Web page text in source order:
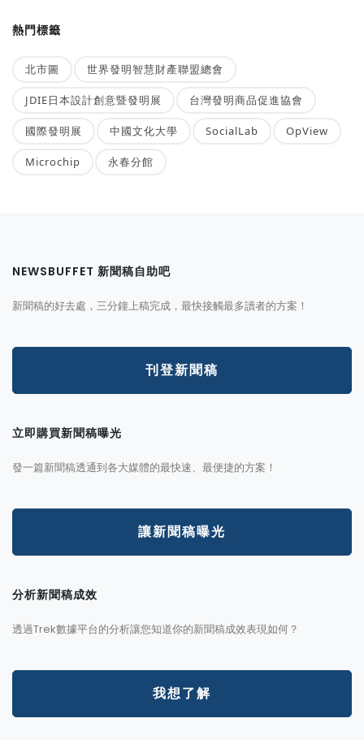
熱門標籤
北市圖 世界發明智慧財產聯盟總會
JDIE日本設計創意暨發明展 台灣發明商品促進協會
國際發明展 中國文化大學 SocialLab OpView
Microchip 永春分館
NEWSBUFFET 新聞稿自助吧
新聞稿的好去處，三分鐘上稿完成，最快接觸最多讀者的方案！
刊登新聞稿
立即購買新聞稿曝光
發一篇新聞稿透通到各大媒體的最快速、最便捷的方案！
讓新聞稿曝光
分析新聞稿成效
透過Trek數據平台的分析讓您知道你的新聞稿成效表現如何？
我想了解